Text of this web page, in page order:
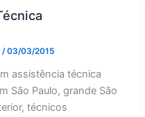
/03/03/2015
assistência técnica
São Paulo, grande São
técnicos